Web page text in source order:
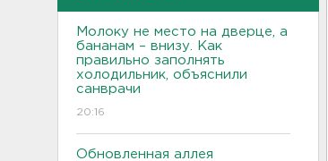
Молоку не место на дверце, а
бананам – внизу. Как
правильно заполнять
холодильник, объяснили
санврачи
20:16
Обновленная аллея